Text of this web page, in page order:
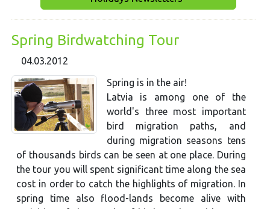
Spring Birdwatching Tour
04.03.2012
Spring is in the air!
Latvia is among one of the
world's three most important
bird migration paths, and
during migration seasons tens
of thousands birds can be seen at one place. During
the tour you will spent significant time along the sea
cost in order to catch the highlights of migration. In
spring time also flood-lands become alive with